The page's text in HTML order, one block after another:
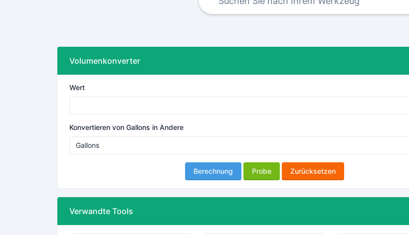
Volumenkonverter
Wert
Konvertieren von Gallons in Andere
Berechnung Probe Zurücksetzen
Verwandte Tools